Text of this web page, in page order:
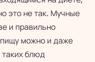
это не так. Мучные
и правильно
пищу можно и даже
блюд